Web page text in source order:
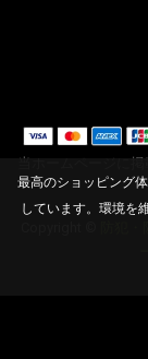
HIKMICRO
用ポーチ ハ
グラフィー
マイクロ ハ
ータブル 赤
当ホームページに
防犯
最高のショッピング
しています。環境を